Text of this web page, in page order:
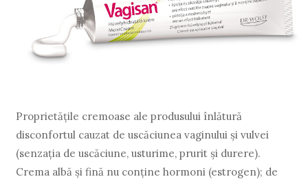
Proprietăţile cremoase ale produsului înlătură
disconfortul cauzat de uscăciunea vaginului şi vulvei
(senzaţia de uscăciune, usturime, prurit şi durere).
Crema albă şi fină nu conţine hormoni (estrogen); de